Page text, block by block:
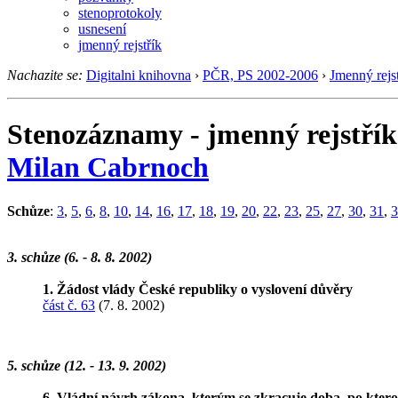
stenoprotokoly
usnesení
jmenný rejstřík
Nachazite se: Digitalni knihovna › PČR, PS 2002-2006 › Jmenný
Stenozáznamy - jmenný rejstřík
Milan Cabrnoch
Schůze: 3, 5, 6, 8, 10, 14, 16, 17, 18, 19, 20, 22, 23, 25, 27, 30, 31 ,
3. schůze (6. - 8. 8. 2002)
1. Žádost vlády České republiky o vyslovení důvěry
část č. 63 (7. 8. 2002)
5. schůze (12. - 13. 9. 2002)